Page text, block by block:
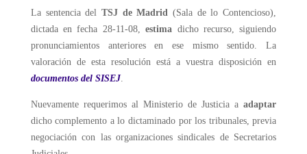
La sentencia del TSJ de Madrid(Sala de lo Contencioso),
dictada en fecha 28-11-08,estima dicho recurso, siguiendo
pronunciamientos anteriores en ese mismo sentido. La
valoración de esta resolución está a vuestra disposición en
documentos del SISEJ.
Nuevamente requerimos al Ministerio de Justicia aadaptar
dicho complemento a lo dictaminado por los tribunales, previa
negociación con las organizaciones sindicales de Secretarios